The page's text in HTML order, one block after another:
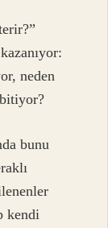
neden
bitiyor?
bunu
kendi